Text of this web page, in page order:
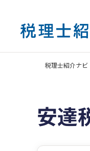
税理士紹介ナビ
安達